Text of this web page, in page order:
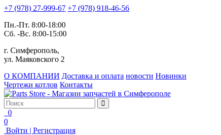
+7 (978) 27-999-67 +7 (978) 918-46-56
Пн.-Пт. 8:00-18:00
Сб. -Вс. 8:00-15:00
г. Симферополь,
ул. Маяковского 2
О КОМПАНИИ Доставка и оплата новости Новинки
Чертежи котлов Контакты
0
0
Войти | Регистрация